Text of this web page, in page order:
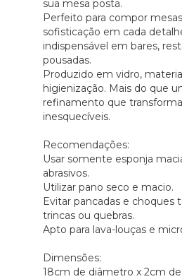
sua mesa posta.
Perfeito para compor
sofisticação em cada
indispensável em bares,
pousadas.
Produzido em vidro,
higienização. Mais do que
refinamento que
inesquecíveis.
Recomendações:
Usar somente esponja
abrasivos.
Utilizar pano seco e macio.
Evitar pancadas e choques
trincas ou quebras.
Apto para lava-louças e
Dimensões:
18cm de diâmetro x 2cm de